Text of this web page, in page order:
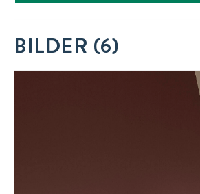
BILDER (6)